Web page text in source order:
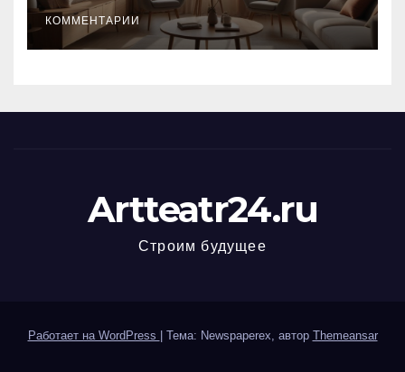
КОММЕНТАРИИ
Artteatr24.ru
Строим будущее
Работает на WordPress Тема: Newspaperex, автор Themeansar